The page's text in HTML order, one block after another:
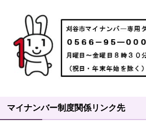
マイナンバー制度関係リンク先